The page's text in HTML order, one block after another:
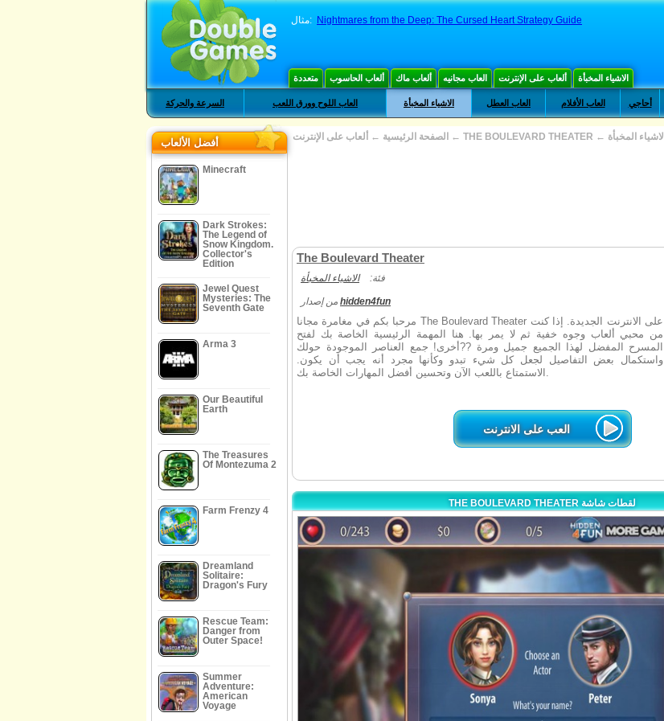
مثال: Nightmares from the Deep: The Cursed Heart Strategy Guide
متعددة ألعاب الحاسوب ألعاب ماك العاب مجانيه ألعاب على الإنترنت الاشياء المخبأة
السرعة والحركة العاب اللوح وورق اللعب الاشياء المخبأة العاب العطل العاب الأفلام أحاجي
أفضل الألعاب
Minecraft
Dark Strokes:
The Legend of
Snow Kingdom.
Collector's
Edition
Jewel Quest
Mysteries: The
Seventh Gate
Arma 3
Our Beautiful
Earth
The Treasures
Of Montezuma 2
Farm Frenzy 4
Dreamland
Solitaire:
Dragon's Fury
Rescue Team:
Danger from
Outer Space!
Summer
Adventure:
American
Voyage
الصفحة الرئيسية ← ألعاب على الإنترنت ← THE BOULEVARD THEATER ← الاشياء المخبأة
The Boulevard Theater
فئة: الاشياء المخبأة
hidden4fun
مرحبا بكم في مغامرة مجانا The Boulevard Theater على الانترنت الجديدة. إذا كنت
من محبي ألعاب وجوه خفية ثم لا يمر بها. هنا المهمة الرئيسية الخاصة بك لفتح
المسرح المفضل لهذا الجميع جميل ومرة ??أخرى! جمع العناصر الموجودة حولك
واستكمال بعض التفاصيل لجعل كل شيء تبدو وكأنها مجرد أنه يجب أن يكون.
الاستمتاع باللعب الآن وتحسين أفضل المهارات الخاصة بك.
العب على الانترنت
THE BOULEVARD THEATER لقطات شاشة